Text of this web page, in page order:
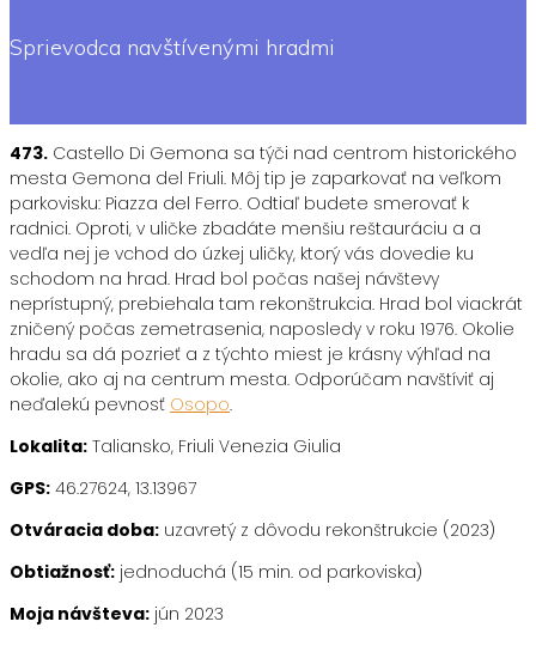
Sprievodca navštívenými hradmi
473. Castello Di Gemona sa týči nad centrom historického
mesta Gemona del Friuli. Môj tip je zaparkovať na veľkom
parkovisku: Piazza del Ferro. Odtiaľ budete smerovať k
radnici. Oproti, v uličke zbadáte menšiu reštauráciu a a
vedľa nej je vchod do úzkej uličky, ktorý vás dovedie ku
schodom na hrad. Hrad bol počas našej návštevy
neprístupný, prebiehala tam rekonštrukcia. Hrad bol viackrát
zničený počas zemetrasenia, naposledy v roku 1976. Okolie
hradu sa dá pozrieť a z týchto miest je krásny výhľad na
okolie, ako aj na centrum mesta. Odporúčam navštíviť aj
neďalekú pevnosť Osopo.
Lokalita: Taliansko, Friuli Venezia Giulia
GPS: 46.27624, 13.13967
Otváracia doba: uzavretý z dôvodu rekonštrukcie (2023)
Obtiažnosť: jednoduchá (15 min. od parkoviska)
Moja návšteva: jún 2023